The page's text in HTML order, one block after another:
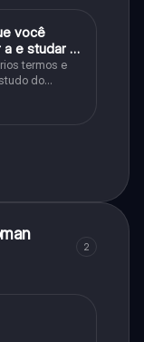
você
e studar o
termos e
do
2